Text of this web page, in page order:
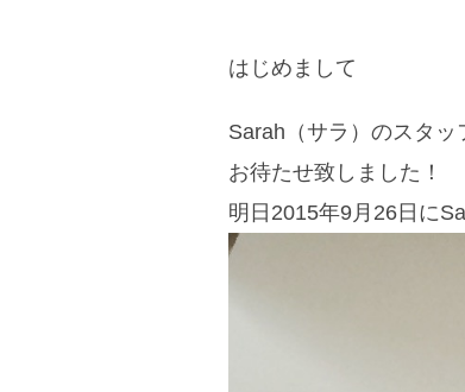
はじめまして
Sarah（サラ）のスタッ
お待たせ致しました！
明日2015年9月26日に